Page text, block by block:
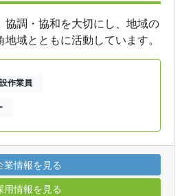
協調・協和を大切にし、地域の
域とともに活動しています。
作業員
業情報を見る
用情報を見る